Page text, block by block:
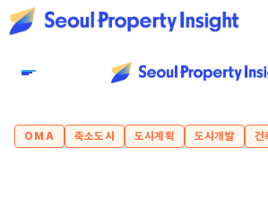
OMA 축소도시 도시계획 도시개발 건